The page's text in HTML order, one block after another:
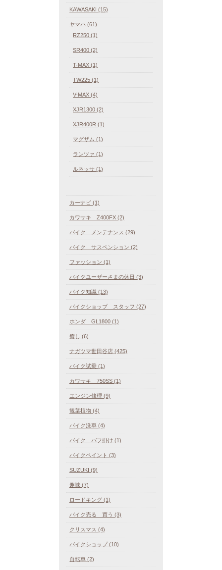
KAWASAKI (15)
ヤマハ (61)
RZ250 (1)
SR400 (2)
T-MAX (1)
TW225 (1)
V-MAX (4)
XJR1300 (2)
XJR400R (1)
マグザム (1)
ランツァ (1)
ルネッサ (1)
カーナビ (1)
カワサキ Z400FX (2)
バイク メンテナンス (29)
バイク サスペンション (2)
ファッション (1)
バイクユーザーさまの休日 (3)
バイク知識 (13)
バイクショップ スタッフ (27)
ホンダ GL1800 (1)
癒し (6)
ナガツマ世田谷店 (425)
バイク試乗 (1)
カワサキ 750SS (1)
エンジン修理 (9)
観葉植物 (4)
バイク洗車 (4)
バイク バフ掛け (1)
バイクペイント (3)
SUZUKI (9)
趣味 (7)
ロードキング (1)
バイク売る 買う (3)
クリスマス (4)
バイクショップ (10)
自転車 (2)